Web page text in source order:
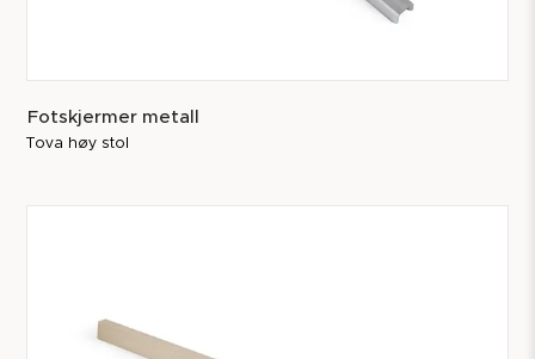
Fotskjermer metall
Tova høy stol